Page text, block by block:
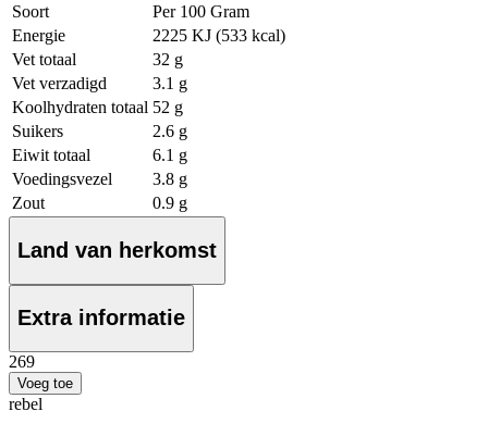
Soort
Per 100 Gram
Energie
2225 KJ (533 kcal)
Vet totaal
32 g
Vet verzadigd
3.1 g
Koolhydraten totaal 52 g
Suikers
2.6 g
Eiwit totaal
6.1 g
Voedingsvezel
3.8 g
Zout
0.9 g
Land van herkomst
Extra informatie
269
Voeg toe
rebel